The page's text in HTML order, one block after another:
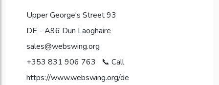
Upper George's Street 93
DE - A96 Dun Laoghaire
sales@webswing.org
+353 831 906 763
https://www.webswing.org/de